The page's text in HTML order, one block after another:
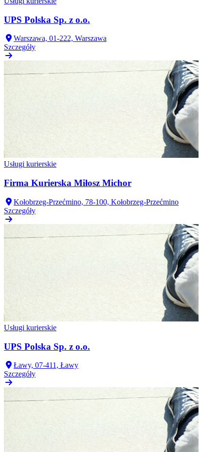
UPS Polska Sp. z o.o.
Warszawa, 01-222, Warszawa
Szczegóły
Usługi kurierskie
Firma Kurierska Miłosz Michor
Kołobrzeg-Przećmino, 78-100, Kołobrzeg-Przećmino
Szczegóły
Usługi kurierskie
UPS Polska Sp. z o.o.
Ławy, 07-411, Ławy
Szczegóły